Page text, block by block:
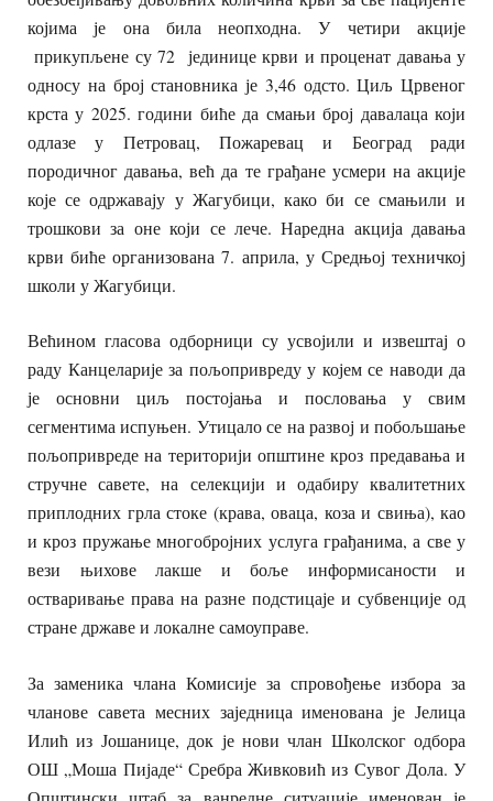
којима је она била неопходна. У четири акције
прикупљене су 72 јединице крви и проценат давања у
односу на број становника је 3,46 одсто. Циљ Црвеног
крста у 2025. години биће да смањи број давалаца који
одлазе у Петровац, Пожаревац и Београд ради
породичног давања, већ да те грађане усмери на акције
које се одржавају у Жагубици, како би се смањили и
трошкови за оне који се лече. Наредна акција давања
крви биће организована 7. априла, у Средњој техничкој
школи у Жагубици.
Већином гласова одборници су усвојили и извештај о
раду Канцеларије за пољопривреду у којем се наводи да
је основни циљ постојања и пословања у свим
сегментима испуњен. Утицало се на развој и побољшање
пољопривреде на територији општине кроз предавања и
стручне савете, на селекцији и одабиру квалитетних
приплодних грла стоке (крава, оваца, коза и свиња), као
и кроз пружање многобројних услуга грађанима, а све у
вези њихове лакше и боље информисаности и
остваривање права на разне подстицаје и субвенције од
стране државе и локалне самоуправе.
За заменика члана Комисије за спровођење избора за
чланове савета месних заједница именована је Јелица
Илић из Јошанице, док је нови члан Школског одбора
ОШ „Моша Пијаде“ Сребра Живковић из Сувог Дола. У